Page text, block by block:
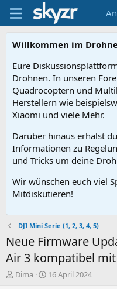
Willkommen im
Eure
Drohnen. In unseren
Quadrocoptern und
Herstellern wie
Xiaomi und viele Mehr.
Darüber hinaus erhälst
Informationen zu
und Tricks um deine
Wir wünschen euch viel
Mitdiskutieren!
DJI Mini Serie (1, 2, 3, 4, 5)
Neue Firmware
Air 3 kompatibel
E
Dima
E16 April 2024